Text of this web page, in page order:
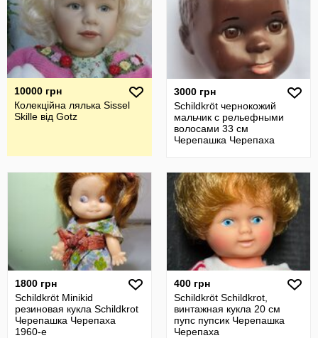
10000 грн
Колекційна лялька Sissel
Skille від Gotz
3000 грн
Schildkröt чернокожий
мальчик с рельефными
волосами 33 см
Черепашка Черепаха
1800 грн
Schildkröt Minikid
резиновая кукла Schildkrot
Черепашка Черепаха
1960-е
400 грн
Schildkröt Schildkrot,
винтажная кукла 20 см
пупс пупсик Черепашка
Черепаха